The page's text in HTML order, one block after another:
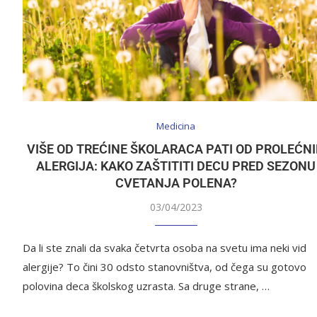
Medicina
VIŠE OD TREĆINE ŠKOLARACA PATI OD
ALERGIJA: KAKO ZAŠTITITI DECU PRED SEZONU
CVETANJA POLENA?
03/04/2023
Da li ste znali da svaka četvrta osoba na svetu ima neki vid
alergije? To čini 30 odsto stanovništva, od čega su gotovo
polovina deca školskog uzrasta. Sa druge strane, …